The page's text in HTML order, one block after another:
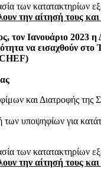
των
την αίτησή τους
τον Ιανουάριο 2023
να εισαχθούν
και Διατροφής
των υποψηφίων για
των
την αίτησή τους